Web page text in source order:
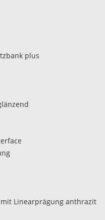
plus
Linearprägung anthrazit